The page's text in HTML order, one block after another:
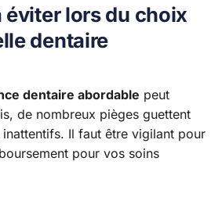
éviter lors du choix
dentaire
dentaire abordable peut
de nombreux pièges guettent
Il faut être vigilant pour
pour vos soins